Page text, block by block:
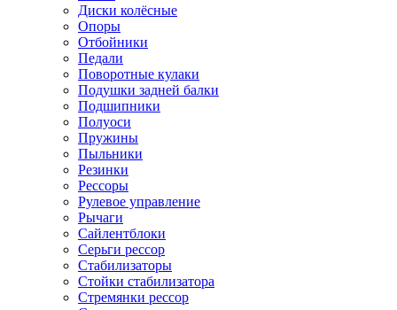
Диски колёсные
Опоры
Отбойники
Педали
Поворотные кулаки
Подушки задней балки
Подшипники
Полуоси
Пружины
Пыльники
Резинки
Рессоры
Рулевое управление
Рычаги
Сайлентблоки
Серьги рессор
Стабилизаторы
Стойки стабилизатора
Стремянки рессор